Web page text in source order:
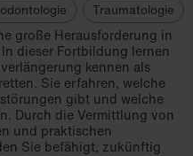
Traumatologie
große Herausforderung in
dieser Fortbildung lernen
kennen als
Sie erfahren, welche
gibt und welche
Durch die Vermittlung von
und praktischen
Sie befähigt, zukünftig